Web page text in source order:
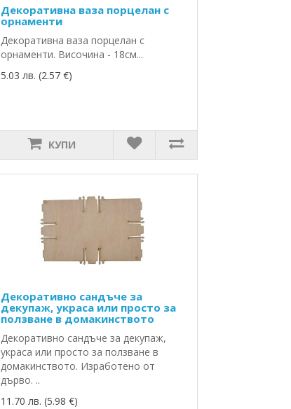
Декоративна ваза порцелан с
орнаменти
Декоративна ваза порцелан с
орнаменти. Височина - 18см...
5.03 лв. (2.57 €)
КУПИ
Декоративно сандъче за
декупаж, украса или просто за
ползване в домакинството
Декоративно сандъче за декупаж,
украса или просто за ползване в
домакинството. Изработено от
дърво. ..
11.70 лв. (5.98 €)